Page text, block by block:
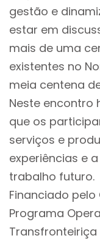
gestão e
estar em
mais de uma
existentes no
meia centena
Neste encontro
que os
serviços e
experiências e
trabalho futuro.
Financiado pelo
Programa
Transfronteiriça